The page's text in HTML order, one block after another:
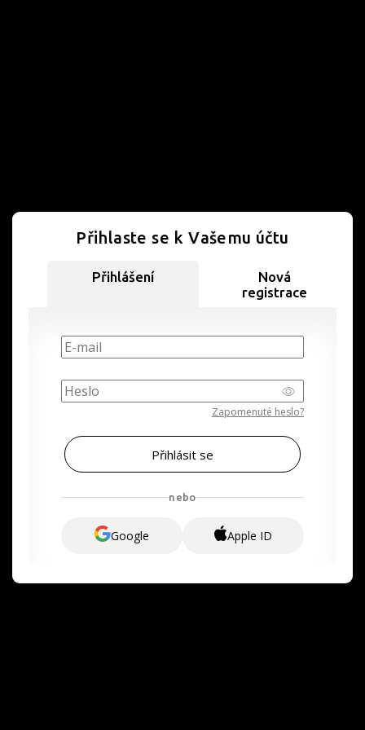
Přihlaste se k Vašemu účtu
Přihlášení
Nová
registrace
Zapomenuté heslo?
nebo
Google Apple ID